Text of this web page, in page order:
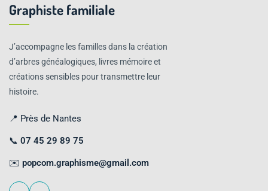
Graphiste familiale
J’accompagne les familles dans la création
d’arbres généalogiques, livres mémoire et
créations sensibles pour transmettre leur
histoire.
📍 Près de Nantes
📞 07 45 29 89 75
✉️ popcom.graphisme@gmail.com